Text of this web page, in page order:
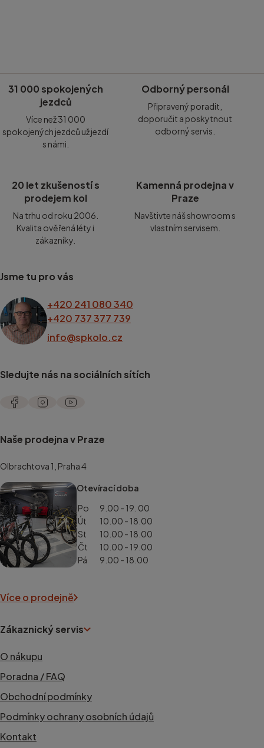
31 000 spokojených
jezdců
Více než 31 000
spokojených jezdců už jezdí
s námi.
Odborný personál
Připravený poradit,
doporučit a poskytnout
odborný servis.
20 let zkušeností s
prodejem kol
Na trhu od roku 2006.
Kvalita ověřená léty i
zákazníky.
Kamenná prodejna v
Praze
Navštivte náš showroom s
vlastním servisem.
Jsme tu pro vás
+420 241 080 340
+420 737 377 739
info@spkolo.cz
Sledujte nás na sociálních sítích
Naše prodejna v Praze
Olbrachtova 1, Praha 4
Otevírací doba
Po
9.00 - 19. 00
Út
10.00 - 18.00
St
10.00 - 18.00
Čt
10.00 - 19.00
Pá
9.00 - 18.00
Více o prodejně
Zákaznický servis
O nákupu
Poradna / FAQ
Obchodní podmínky
Podmínky ochrany osobních údajů
Kontakt